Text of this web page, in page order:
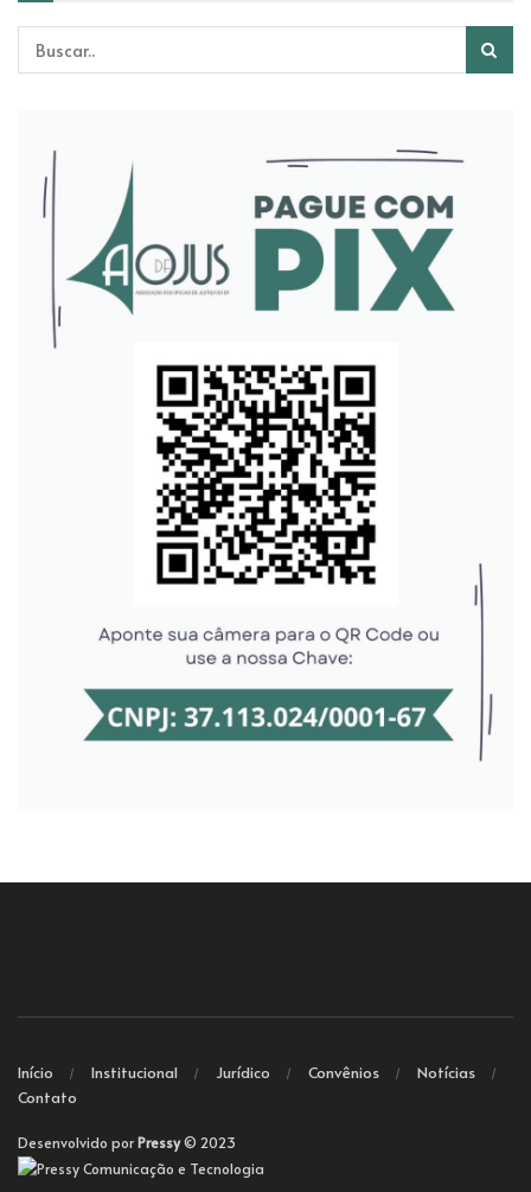
Início Institucional Jurídico Convênios
Notícias
Contato
Desenvolvido porPressy© 2023